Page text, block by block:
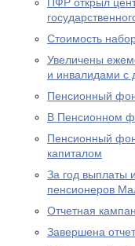
Стоимость
Увеличены
и инвалидами с
Пенсионный
В Пенсионном
Пенсионный
капиталом
За год выплаты
пенсионеров
Отчетная
Завершена